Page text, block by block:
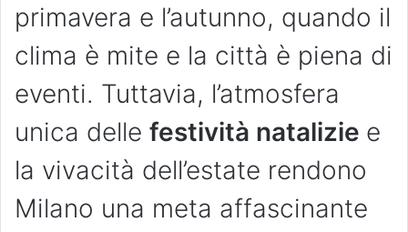
primavera e l’autunno, quando il
clima è mite e la città è piena di
eventi. Tuttavia, l’atmosfera
unica delle festività natalizie e
la vivacità dell’estate rendono
Milano una meta affascinante